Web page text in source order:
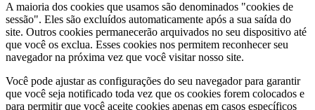
A maioria dos cookies que usamos são denominados "cookies de
sessão". Eles são excluídos automaticamente após a sua saída do
site. Outros cookies permanecerão arquivados no seu dispositivo até
que você os exclua. Esses cookies nos permitem reconhecer seu
navegador na próxima vez que você visitar nosso site.
Você pode ajustar as configurações do seu navegador para garantir
que você seja notificado toda vez que os cookies forem colocados e
para permitir que você aceite cookies apenas em casos específicos